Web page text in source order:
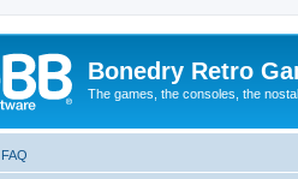
Bonedry Retro
The games, the consoles, the
FAQ